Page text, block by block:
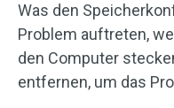
Was den
Problem auftreten,
den Computer
entfernen, um das